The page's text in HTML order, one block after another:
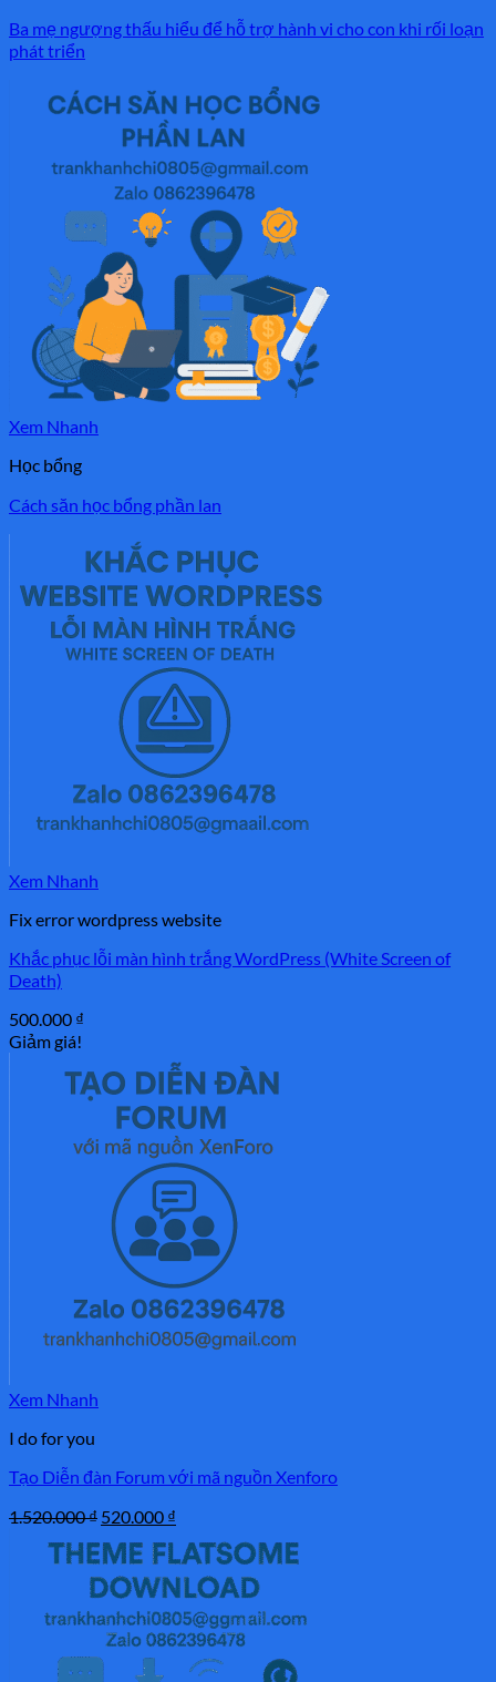
Ba mẹ ngượng thấu hiểu để hỗ trợ hành vi cho con khi rối loạn
phát triển
Xem Nhanh
Học bổng
Cách săn học bổng phần lan
Xem Nhanh
Fix error wordpress website
Khắc phục lỗi màn hình trắng WordPress (White Screen of
Death)
500.000 ₫
Giảm giá!
Xem Nhanh
I do for you
Tạo Diễn đàn Forum với mã nguồn Xenforo
1.520.000₫ Giá
là:
1.520.000 ₫.
520.000 ₫
tại
là:
520.000 ₫.